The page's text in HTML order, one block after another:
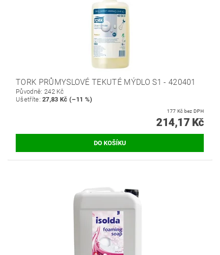
TORK PRŮMYSLOVÉ TEKUTÉ MÝDLO S1 - 420401
Původně: 242 Kč
Ušetříte:27,83 Kč (–11 %)
177 Kč bez DPH
214,17 Kč